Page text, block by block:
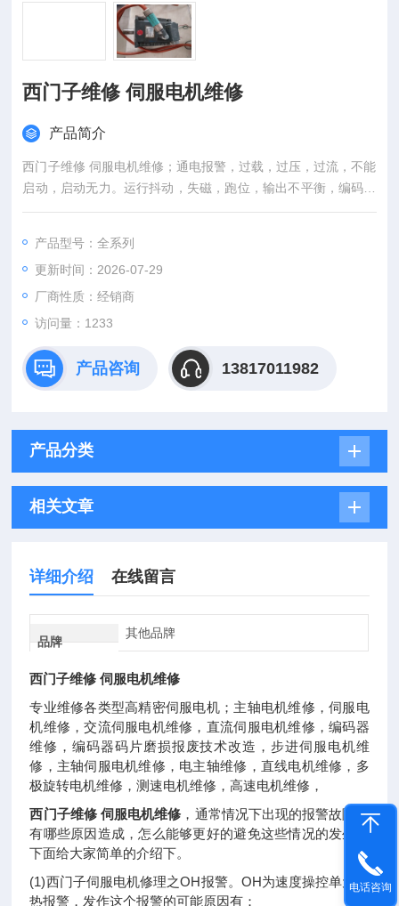
西门子维修 伺服电机维修
产品简介
西门子维修 伺服电机维修；通电报警，过载，过压，过流，不能
启动，启动无力。运行抖动，失磁，跑位，输出不平衡，编码器
报警，编码器损坏，位置不准，通电跳闸，磁铁爆钢卡死转不
刹车失灵等维修。
产品型号：全系列
更新时间：2026-07-29
厂商性质：经销商
访问量：1233
产品咨询 13817011982
产品分类
相关文章
详细介绍 在线留言
品牌
其他品牌
西门子维修 伺服电机维修
专业维修各类型高精密伺服电机；主轴电机维修，伺服电
机维修，交流伺服电机维修，直流伺服电机维修，编码器
维修，编码器码片磨损报废技术改造，步进伺服电机维
修，主轴伺服电机维修，电主轴维修，直线电机维修，多
极旋转电机维修，测速电机维修，高速电机维修，
西门子维修 伺服电机维修 ，通常情况下出现的报警故障都
有哪些原因造成，怎么能够更好的避免这些情况的发生，
下面给大家简单的介绍下。
(1)西门子伺服电机修理之OH报警。OH为速度操控单元过
热报警，发作这个报警的可能原因有：
电话咨询